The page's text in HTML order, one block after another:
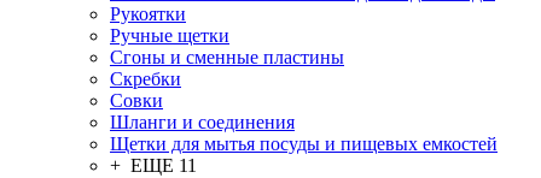
Рукоятки
Ручные щетки
Сгоны и сменные пластины
Скребки
Совки
Шланги и соединения
Щетки для мытья посуды и пищевых емкостей
+ ЕЩЕ 11